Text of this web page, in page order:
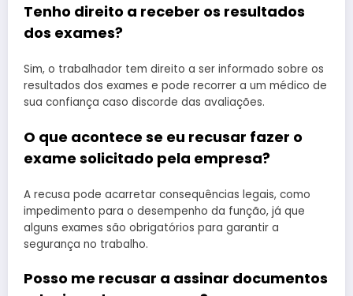
Tenho direito a receber os resultados
dos exames?
Sim, o trabalhador tem direito a ser informado sobre os
resultados dos exames e pode recorrer a um médico de
sua confiança caso discorde das avaliações.
O que acontece se eu recusar fazer o
exame solicitado pela empresa?
A recusa pode acarretar consequências legais, como
impedimento para o desempenho da função, já que
alguns exames são obrigatórios para garantir a
segurança no trabalho.
Posso me recusar a assinar documentos